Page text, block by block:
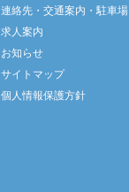
連絡先・交通案内・駐車場
求人案内
お知らせ
サイトマップ
個人情報保護方針